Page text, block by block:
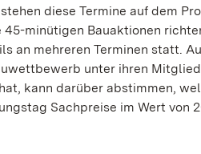
diese Termine auf dem
minütigen Bauaktionen
an mehreren Terminen statt.
unter ihren
kann darüber abstimmen,
Sachpreise im Wert von